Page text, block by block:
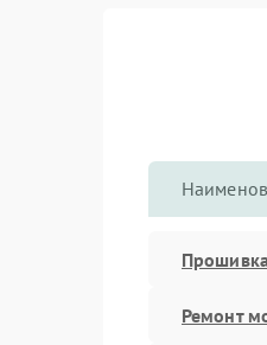
Прошивка
Ремонт